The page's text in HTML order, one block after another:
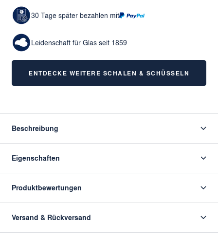
30 Tage später bezahlen mit
Leidenschaft für Glas seit 1859
ENTDECKE WEITERE SCHALEN & SCHÜSSELN
Beschreibung
Eigenschaften
Produktbewertungen
Versand & Rückversand